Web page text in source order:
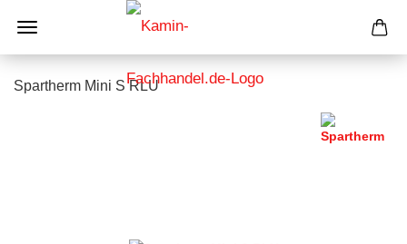
Spartherm Mini S RLU